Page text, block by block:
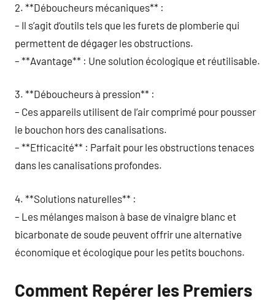
2. **Déboucheurs mécaniques** :
– Il s’agit d’outils tels que les furets de plomberie qui
permettent de dégager les obstructions.
– **Avantage** : Une solution écologique et réutilisable.
3. **Déboucheurs à pression** :
– Ces appareils utilisent de l’air comprimé pour pousser
le bouchon hors des canalisations.
– **Efficacité** : Parfait pour les obstructions tenaces
dans les canalisations profondes.
4. **Solutions naturelles** :
– Les mélanges maison à base de vinaigre blanc et
bicarbonate de soude peuvent offrir une alternative
économique et écologique pour les petits bouchons.
Comment Repérer les Premiers